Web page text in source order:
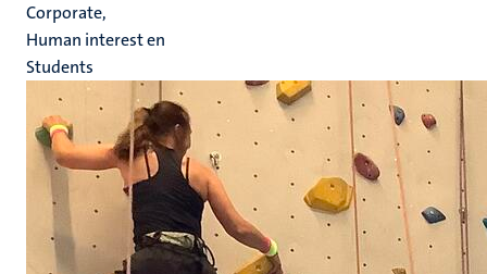
Corporate,
Human interest en
Students